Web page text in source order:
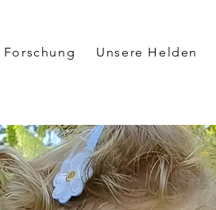
Forschung Unsere Helden